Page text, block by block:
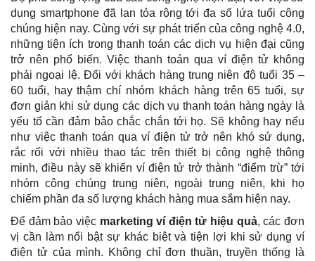
dụng smartphone đã lan tỏa rộng tới đa số lứa tuổi công
chúng hiện nay. Cùng với sự phát triển của công nghệ 4.0,
những tiện ích trong thanh toán các dịch vụ hiện đại cũng
trở nên phổ biến. Việc thanh toán qua ví điện tử không
phải ngoại lệ. Đối với khách hàng trung niên độ tuổi 35 –
60 tuổi, hay thậm chí nhóm khách hàng trên 65 tuổi, sự
đơn giản khi sử dụng các dịch vụ thanh toán hàng ngày là
yếu tố cần đảm bảo chắc chắn tới họ. Sẽ không hay nếu
như việc thanh toán qua ví điện tử trở nên khó sử dụng,
rắc rối với nhiều thao tác trên thiết bị công nghệ thông
minh, điều này sẽ khiến ví điện tử trở thành “điểm trừ” tới
nhóm công chúng trung niên, ngoài trung niên, khi họ
chiếm phần đa số lượng khách hàng mua sắm hiện nay.
Để đảm bảo việc marketing ví điện tử hiệu quả, các đơn
vị cần làm nổi bật sự khác biệt và tiện lợi khi sử dụng ví
điện tử của mình. Không chỉ đơn thuần, truyền thống là